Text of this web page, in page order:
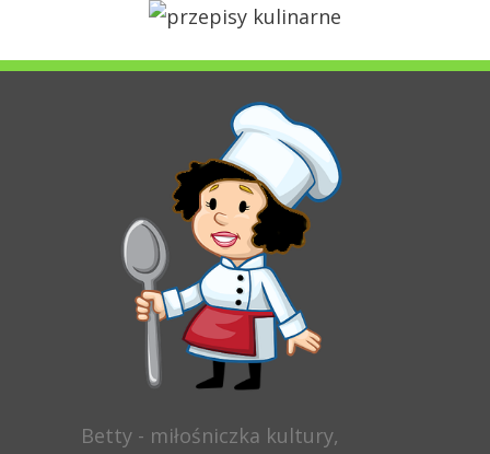
Betty - miłośniczka kultury,